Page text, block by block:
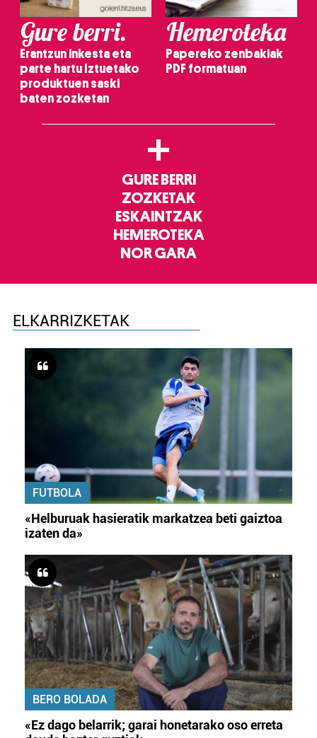
Gure berri.
Erantzun inkesta eta
parte hartu Iztuetako
produktuen saski
baten zozketan
Hemeroteka
Papereko zenbakiak
PDF formatuan
+
GURE BERRI
ZOZKETAK
ESKAINTZAK
HEMEROTEKA
NOR GARA
ELKARRIZKETAK
FUTBOLA
«Helburuak hasieratik markatzea beti gaiztoa
izaten da»
BERO BOLADA
«Ez dago belarrik; garai honetarako oso erreta